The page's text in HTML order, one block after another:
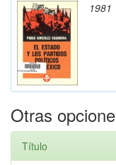
1981
Otras
Título